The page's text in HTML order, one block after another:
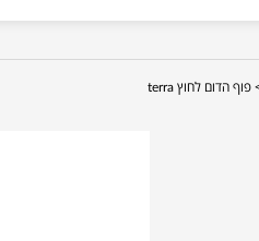
פוף הדום לחוץ terra